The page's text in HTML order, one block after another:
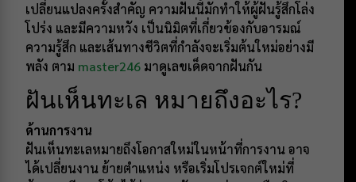
เปลี่ยนแปลงครั้งสำคัญ ความฝันนี้มักทำให้ผู้ฝันรู้สึกโล่ง
โปร่ง และมีความหวัง เป็นนิมิตที่เกี่ยวข้องกับอารมณ์
ความรู้สึก และเส้นทางชีวิตที่กำลังจะเริ่มต้นใหม่อย่างมี
พลัง ตาม master246 มาดูเลขเด็ดจากฝันกัน
ฝันเห็นทะเล หมายถึงอะไร?
ด้านการงาน
ฝันเห็นทะเลหมายถึงโอกาสใหม่ในหน้าที่การงาน อาจ
ได้เปลี่ยนงาน ย้ายตำแหน่ง หรือเริ่มโปรเจกต์ใหม่ที่